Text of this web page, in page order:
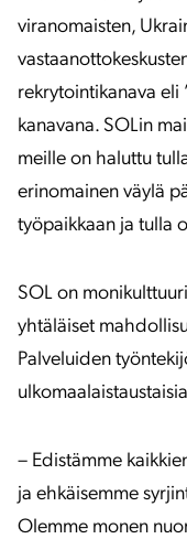
viranomaisten,
rekrytointikanava eli
kanavana. SOLin
meille on haluttu
erinomainen väylä
työpaikkaan ja tulla
SOL on
yhtäläiset
Palveluiden
– Edistämme
ja ehkäisemme
Olemme monen